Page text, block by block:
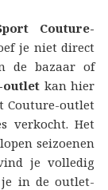
Couture-
je niet direct
de bazaar of
outlet kan hier
Couture-outlet
verkocht. Het
seizoenen
je volledig
je in de outlet-